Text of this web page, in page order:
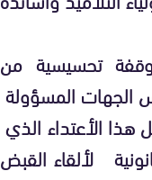
ايسلي يوم الجمعة 09 مارس بوقفة تحسيسية من
الجهات المسؤولة
الأعتداء الذي
لألقاء القبض